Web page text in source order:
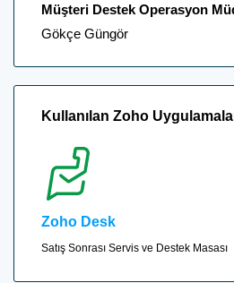
Müşteri Destek Operasyon
Gökçe Güngör
Kullanılan Zoho
Zoho Desk
Satış Sonrası Servis ve Destek Masası